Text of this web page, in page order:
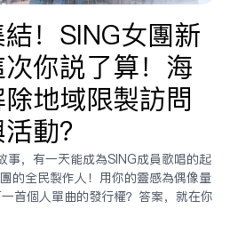
！SING女團新
你説了算！海
地域限制訪問
動？
事，有一天能成為SING成員歌唱的起
的全民製作人！用你的靈感為偶像量
首個人單曲的發行權？答案，就在你